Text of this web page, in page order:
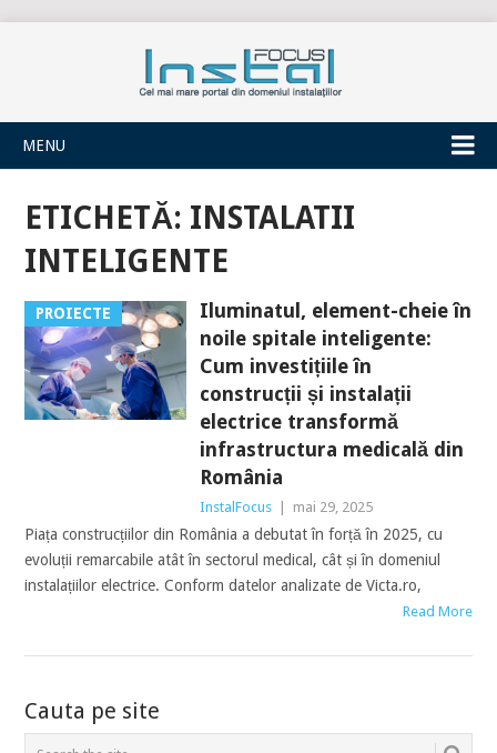
INSTALFOCUS
MENU
ETICHETĂ: INSTALATII
INTELIGENTE
PROIECTE
Iluminatul, element-cheie în
noile spitale inteligente:
Cum investițiile în
construcții și instalații
electrice transformă
infrastructura medicală din
România
InstalFocus mai 29, 2025
Piața construcțiilor din România a debutat în forță în 2025, cu
evoluții remarcabile atât în sectorul medical, cât și în domeniul
instalațiilor electrice. Conform datelor analizate de Victa.ro,
Read More
POSTS
NAVIGATION
Cauta pe site